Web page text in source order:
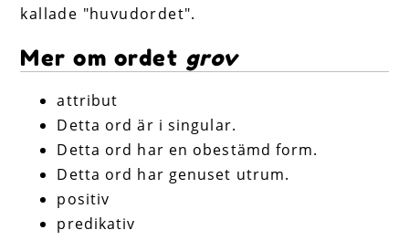
kallade "huvudordet".
Mer om ordet grov
attribut
Detta ord är i singular.
Detta ord har en obestämd form.
Detta ord har genuset utrum.
positiv
predikativ